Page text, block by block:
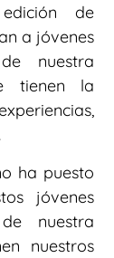
de
a jóvenes
nuestra
tienen la
ha puesto
jóvenes
nuestra
nuestros